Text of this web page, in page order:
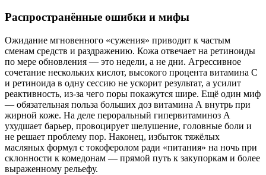
Распространённые ошибки и мифы
Ожидание мгновенного «сужения» приводит к частым
сменам средств и раздражению. Кожа отвечает на ретиноиды
по мере обновления — это недели, а не дни. Агрессивное
сочетание нескольких кислот, высокого процента витамина С
и ретиноида в одну сессию не ускорит результат, а усилит
реактивность, из‑за чего поры покажутся шире. Ещё один миф
— обязательная польза больших доз витамина А внутрь при
жирной коже. На деле пероральный гипервитаминоз А
ухудшает барьер, провоцирует шелушение, головные боли и
не решает проблему пор. Наконец, избыток тяжёлых
масляных формул с токоферолом ради «питания» на ночь при
склонности к комедонам — прямой путь к закупоркам и более
выраженному рельефу.